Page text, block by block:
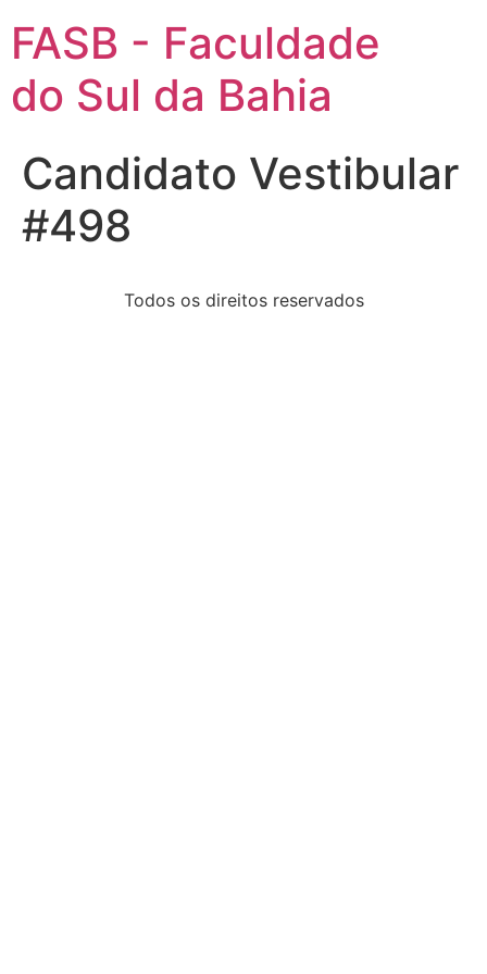
FASB - Faculdade
do Sul da Bahia
Candidato Vestibular
#498
Todos os direitos reservados